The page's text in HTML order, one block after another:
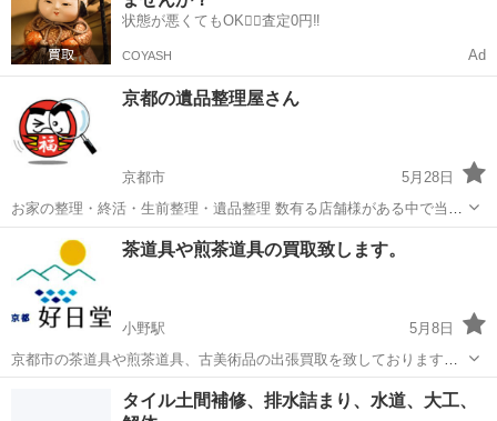
状態が悪くてもOK🙆‍♀️査定0円‼️
COYASH Ad
京都の遺品整理屋さん
京都市
5月28日
お家の整理・終活・生前整理・遺品整理 数有る店舗様がある中で当店
をご覧頂き有難う御座います。 お家の片付けお任せ下さい。 出張お見
積り無料です❗️ お気軽にお問い合わせ下さい‼️ 終活や遺品整理などで多
量の...
京都市 リサイクルショップ 無料
茶道具や煎茶道具の買取致します。
小野駅
5月8日
京都市の茶道具や煎茶道具、古美術品の出張買取を致しております。
茶道具や古美術品の鑑定や買取査定には専門知識が必要ですので回収
業者や整理業者に出す前に好日堂にご連絡をお願い致します。 京都の
小野駅 リサイクルショップ 買取
タイル土間補修、排水詰まり、水道、大工、